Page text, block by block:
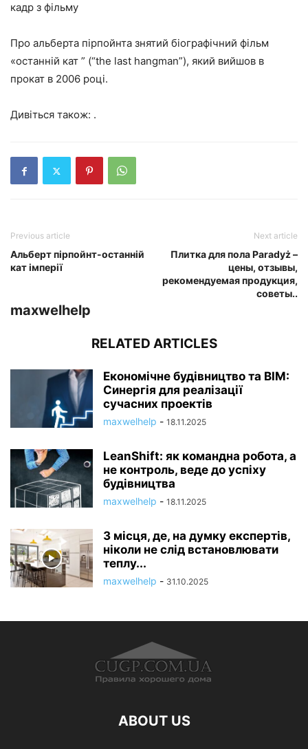
кадр з фільму
Про альберта пірпойнта знятий біографічний фільм
«останній кат ” (“the last hangman”), який вийшов в
прокат в 2006 році.
Дивіться також: .
Previous article
Альберт пірпойнт-останній
кат імперії
Next article
Плитка для пола Paradyż –
цены, отзывы,
рекомендуемая продукция,
советы..
maxwelhelp
RELATED ARTICLES
Економічне будівництво та BIM:
Синергія для реалізації
сучасних проектів
maxwelhelp - 18.11.2025
LeanShift: як командна робота, а
не контроль, веде до успіху
будівництва
maxwelhelp - 18.11.2025
3 місця, де, на думку експертів,
ніколи не слід встановлювати
теплу...
maxwelhelp - 31.10.2025
ABOUT US